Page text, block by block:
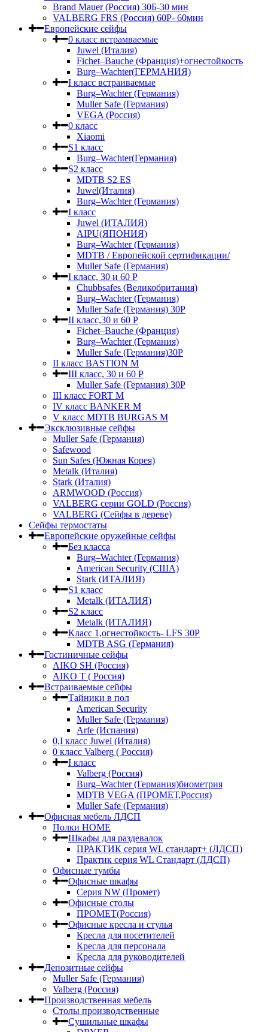
Brand Mauer (Россия) 30Б-30 мин
VALBERG FRS (Россия) 60Р- 60мин
Европейские сейфы
0 класс встрамваемые
Juwel (Италия)
Fichet–Bauche (Франция)+огнестойкость
Burg–Wachter(ГЕРМАНИЯ)
I класс встраиваемые
Burg–Wachter (Германия)
Muller Safe (Германия)
VEGA (Россия)
0 класс
Xiaomi
S1 класс
Burg–Wachter(Германия)
S2 класс
MDTB S2 ES
Juwel(Италия)
Burg–Wachter (Германия)
I класс
Juwel (ИТАЛИЯ)
AIPU(ЯПОНИЯ)
Burg–Wachter (Германия)
MDTB / Европейской сертификации/
Muller Safe (Германия)
I класс, 30 и 60 P
Chubbsafes (Великобритания)
Burg–Wachter (Германия)
Muller Safe (Германия) 30Р
II класс,30 и 60 P
Fichet–Bauche (Франция)
Burg–Wachter (Германия)
Muller Safe (Германия)30P
II класс BASTION M
III класс, 30 и 60 P
Muller Safe (Германия) 30Р
III класс FORT M
IV класс BANKER M
V класс МDTB BURGAS M
Эксклюзивные сейфы
Muller Safe (Германия)
Safewood
Sun Safes (Южная Корея)
Metalk (Италия)
Stark (Италия)
ARMWOOD (Россия)
VALBERG серии GOLD (Россия)
VALBERG (Сейфы в дереве)
Сейфы термостаты
Европейские оружейные сейфы
Без класса
Burg–Wachter (Германия)
American Security (США)
Stark (ИТАЛИЯ)
S1 класс
Metalk (ИТАЛИЯ)
S2 класс
Metalk (ИТАЛИЯ)
Класс 1,огнестойкость- LFS 30P
MDTB ASG (Германия)
Гостиничные сейфы
AIKO SH (Россия)
AIKO Т ( Россия)
Встраиваемые сейфы
Тайники в пол
American Security
Muller Safe (Германия)
Arfe (Испания)
0,I класс Juwel (Италия)
0 класс Valberg ( Россия)
I класс
Valberg (Россия)
Burg–Wachter (Германия)биометрия
MDTB VEGA (ПРОМЕТ,Россия)
Muller Safe (Германия)
Офисная мебель ЛДСП
Полки HOME
Шкафы для раздевалок
ПРАКТИК серия WL стандарт+ (ЛДСП)
Практик серия WL Стандарт (ЛДСП)
Офисные тумбы
Офисные шкафы
Серия NW (Промет)
Офисные столы
ПРОМЕТ(Россия)
Офисные кресла и стулья
Кресла для посетителей
Кресла для персонала
Кресла для руководителей
Депозитные сейфы
Muller Safe (Германия)
Valberg (Россия)
Производственная мебель
Столы производственные
Сушильные шкафы